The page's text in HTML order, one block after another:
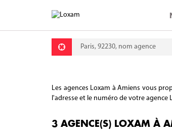
Requête
Les agences Loxam à Amiens vous
l'adresse et le numéro de votre
3 AGENCE(S) LOXAM À